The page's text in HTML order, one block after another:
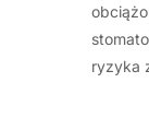
ryzyka